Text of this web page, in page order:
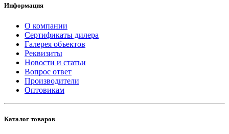
Информация
О компании
Сертификаты дилера
Галерея объектов
Реквизиты
Новости и статьи
Вопрос ответ
Производители
Оптовикам
Каталог товаров